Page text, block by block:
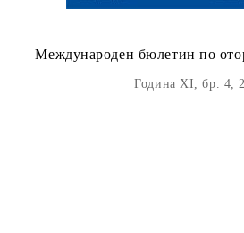
Международен бюлетин по
Година XI, бр. 4,